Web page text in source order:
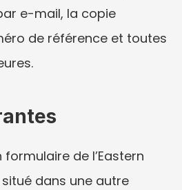
e-mail, la copie
de référence et toutes
de l’Eastern
dans une autre